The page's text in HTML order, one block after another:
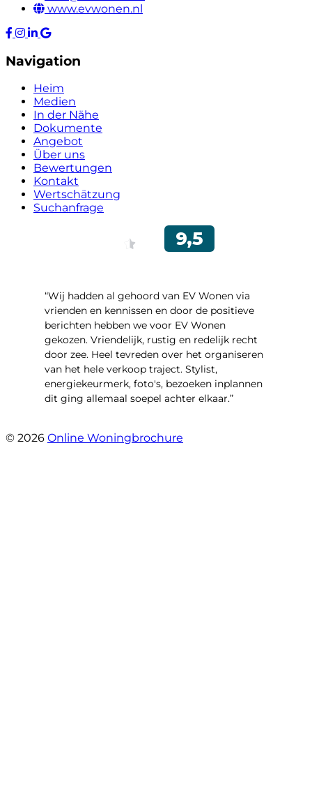
www.evwonen.nl
Navigation
Heim
Medien
In der Nähe
Dokumente
Angebot
Über uns
Bewertungen
Kontakt
Wertschätzung
Suchanfrage
“Wij hadden al gehoord van EV Wonen via
vrienden en kennissen en door de positieve
berichten hebben we voor EV Wonen
gekozen. Vriendelijk, rustig en redelijk recht
door zee. Heel tevreden over het organiseren
van het hele verkoop traject. Stylist,
energiekeurmerk, foto's, bezoeken inplannen
dit ging allemaal soepel achter elkaar.”
© 2026 Online Woningbrochure